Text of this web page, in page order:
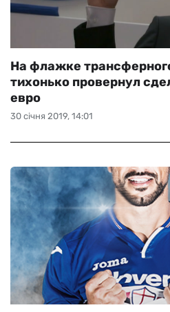
30 січня 2019, 14:01
На флажке
тихонько провернул
евро